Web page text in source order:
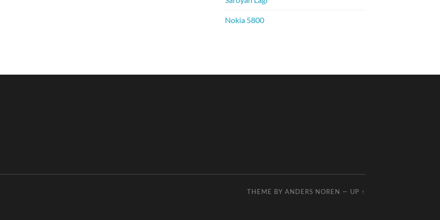
Nokia 5800
THEME BY ANDERS NOREN — UP ↑